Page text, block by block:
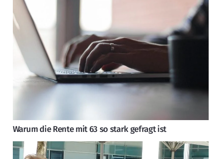
Warum die Rente mit 63 so stark gefragt ist